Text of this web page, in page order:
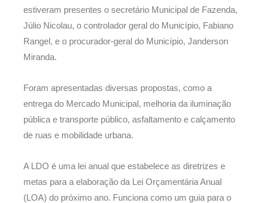
estiveram presentes o secretário Municipal de Fazenda,
Júlio Nicolau, o controlador geral do Município, Fabiano
Rangel, e o procurador-geral do Município, Janderson
Miranda.
Foram apresentadas diversas propostas, como a
entrega do Mercado Municipal, melhoria da iluminação
pública e transporte público, asfaltamento e calçamento
de ruas e mobilidade urbana.
A LDO é uma lei anual que estabelece as diretrizes e
metas para a elaboração da Lei Orçamentária Anual
(LOA) do próximo ano. Funciona como um guia para o